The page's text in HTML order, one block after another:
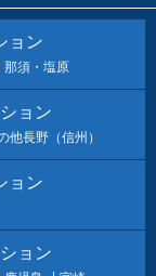
ョン
那須・塩原
ョン
他長野（信州）
ョン
ョン